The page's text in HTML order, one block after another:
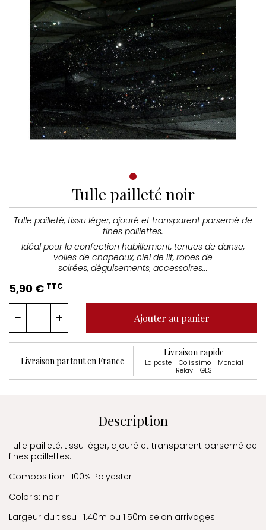
Tulle pailleté noir
Tulle pailleté, tissu léger, ajouré et transparent parsemé de
fines paillettes.
Idéal pour la confection habillement, tenues de danse,
voiles de chapeaux, ciel de lit, robes de
soirées, déguisements, accessoires...
5,90 € TTC
Ajouter au panier
Livraison partout en France
Livraison rapide
La poste - Colissimo - Mondial
Relay - GLS
Description
Tulle pailleté, tissu léger, ajouré et transparent parsemé de
fines paillettes.
Composition : 100% Polyester
Coloris: noir
Largeur du tissu : 1.40m ou 1.50m selon arrivages